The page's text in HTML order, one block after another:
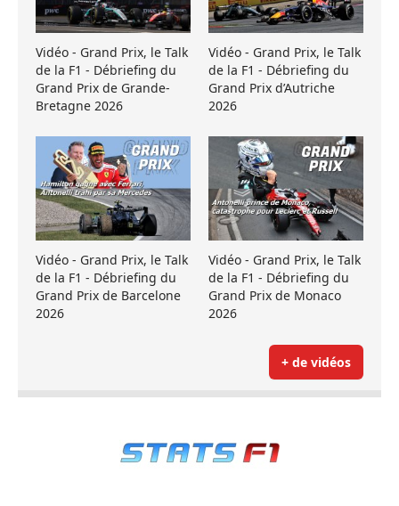
Vidéo - Grand Prix, le Talk
de la F1 - Débriefing du
Grand Prix de Grande-
Bretagne 2026
Vidéo - Grand Prix, le Talk
de la F1 - Débriefing du
Grand Prix d’Autriche
2026
Vidéo - Grand Prix, le Talk
de la F1 - Débriefing du
Grand Prix de Barcelone
2026
Vidéo - Grand Prix, le Talk
de la F1 - Débriefing du
Grand Prix de Monaco
2026
+ de vidéos